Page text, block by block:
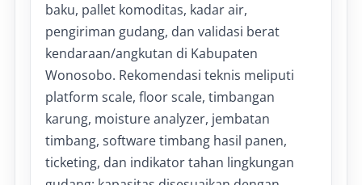
baku, pallet komoditas, kadar air,
pengiriman gudang, dan validasi berat
kendaraan/angkutan di Kabupaten
Wonosobo. Rekomendasi teknis meliputi
platform scale, floor scale, timbangan
karung, moisture analyzer, jembatan
timbang, software timbang hasil panen,
ticketing, dan indikator tahan lingkungan